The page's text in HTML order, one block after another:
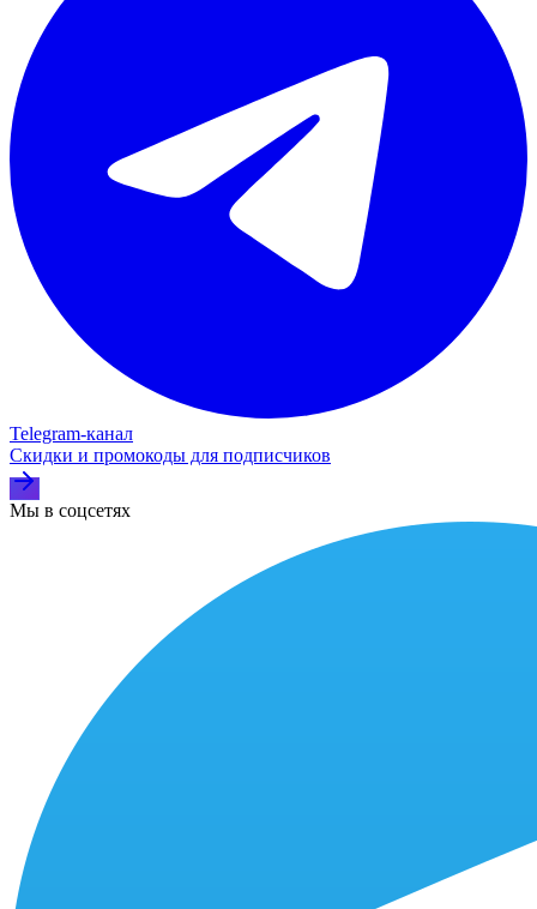
Telegram‑канал
Скидки и промокоды для подписчиков
Мы в соцсетях